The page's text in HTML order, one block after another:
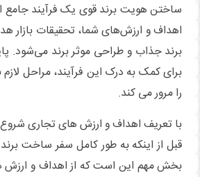
ساختن هویت برند قوی یک فرآیند
اهداف و ارزش‌های شما، تحقیقات بازار
برند جذاب و طراحی موثر برند می‌شود.
برای کمک به درک این فرآیند، مراحل
را مرور می کند.
با تعریف اهداف و ارزش های تجاری شروع
قبل از اینکه به طور کامل سفر ساخت
بخش مهم این است که از اهداف و ارزش